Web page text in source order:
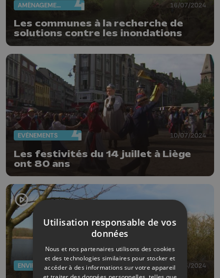
AMÉNAGEMENT DU TERRITOIRE 16/07/2024
Les communes à la recherche de
solutions contre les inondations
EVÈNEMENTS 10/07/2024
Les festivités du 14 juillet à Liège
ont 80 ans
ENVIRONNEMENT 19/03/2024
Utilisation responsable de vos
données
Nous et nos partenaires utilisons des cookies
et des technologies similaires pour stocker et
accéder à des informations sur votre appareil